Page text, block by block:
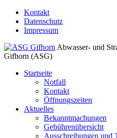
Zum
Inhalt
Kontakt
Datenschutz
Impressum
Abwasser- und
Gifhorn (ASG)
Startseite
Notfall
Kontakt
Öffnungszeiten
Aktuelles
Bekanntmachungen
Gebührenübersicht
Ausschreibungen und